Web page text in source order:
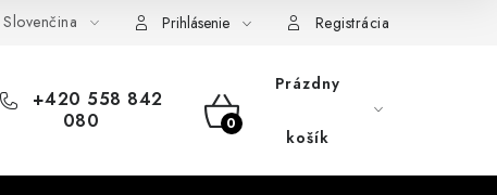
od zmluvy Doprava a platba FAQ Kontakty
Slovenčina Prihlásenie Registrácia
+420 558 842
080
NÁKUPNÝ
Prázdny
košík